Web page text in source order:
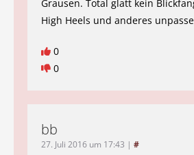
Grausen. Total glatt kein
High Heels und anderes
0
0
bb
27. Juli 2016 um 17:43 | #